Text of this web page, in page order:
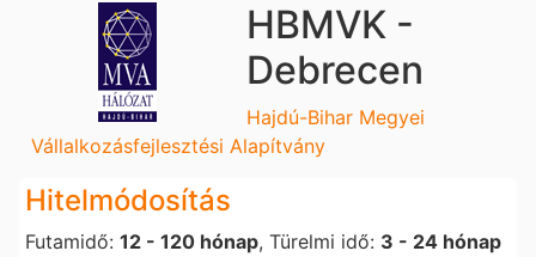
HBMVK -
Debrecen
Hajdú-Bihar Megyei
Vállalkozásfejlesztési Alapítvány
Hitelmódosítás
Futamidő: 12 - 120 hónap, Türelmi idő: 3 - 24 hónap